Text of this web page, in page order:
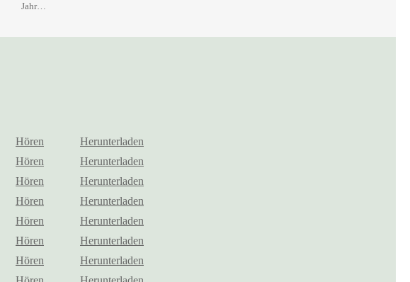
Jahr…
Hören
Herunterladen
Hören
Herunterladen
Hören
Herunterladen
Hören
Herunterladen
Hören
Herunterladen
Hören
Herunterladen
Hören
Herunterladen